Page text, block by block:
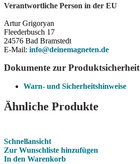
Verantwortliche Person in der EU
Artur Grigoryan
Fleederbusch 17
24576 Bad Bramstedt
E-Mail: info@deinemagneten.de
Dokumente zur Produktsicherheit
Warn- und Sicherheitshinweise
Ähnliche Produkte
Schnellansicht
Zur Wunschliste hinzufügen
In den Warenkorb